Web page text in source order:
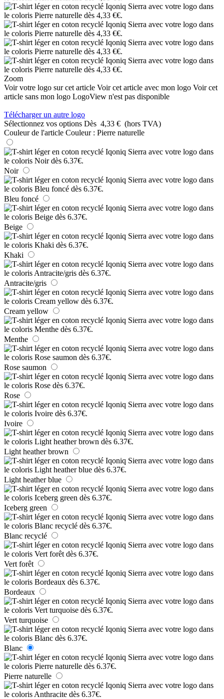
Zoom
Voir votre logo sur cet article Voir cet article avec mon logo Voir cet
article sans mon logo LogoView n'est pas disponible
Télécharger un autre logo
Sélectionnez vos options Dès 4,33 € (hors TVA)
Couleur de l'article Couleur : Pierre naturelle
Noir
Bleu foncé
Beige
Khaki
Antracite/gris
Cream yellow
Menthe
Rose saumon
Rose
Ivoire
Light heather brown
Light heather blue
Iceberg green
Blanc recyclé
Vert forêt
Bordeaux
Vert turquoise
Blanc
Pierre naturelle